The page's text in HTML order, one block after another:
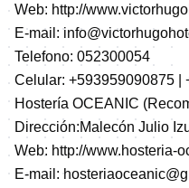
Web: http://
E-mail:
Telefono: 052300054
Celular: +593959090875 |
Hostería OCEANIC
Dirección:Malecón Julio
Web: http://www.hosteria-
E-mail: